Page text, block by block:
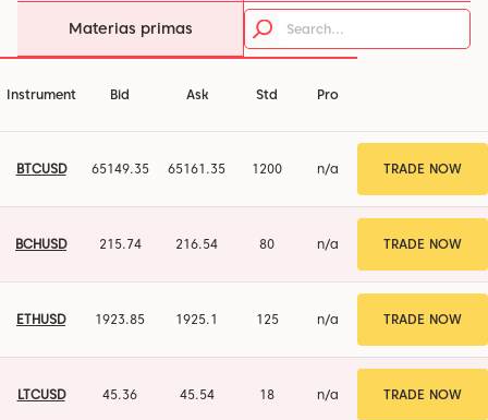
Materias primas
Instrument Bid Ask Std Pro
BTCUSD 65150.35 65162.35 1200 n/a TRADE NOW
BCHUSD 215.74 216.54 80 n/a TRADE NOW
ETHUSD 1923.86 1925.1 125 n/a TRADE NOW
LTCUSD 45.36 45.54 18 n/a TRADE NOW